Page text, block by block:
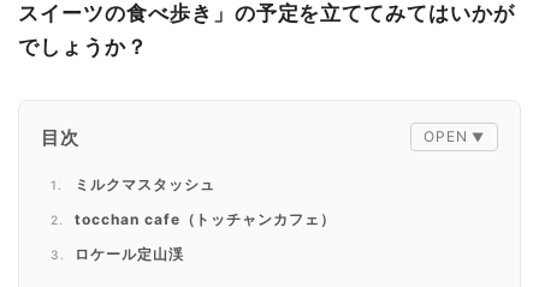
スイーツの食べ歩き」の予定を立ててみてはいかが
でしょうか？
目次
ミルクマスタッシュ
tocchan cafe（トッチャンカフェ）
ロケール定山渓